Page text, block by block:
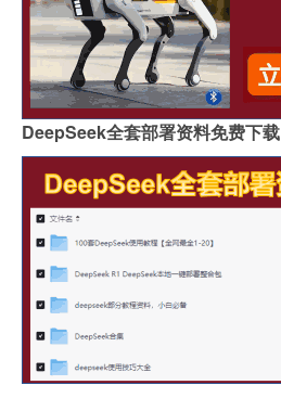
DeepSeek全套部署资料免费下载